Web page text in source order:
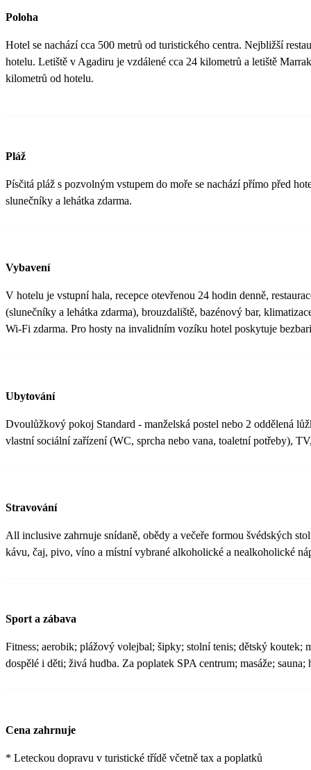
Poloha
Hotel se nachází cca 500 metrů od turistického centra. Nejbližší
hotelu. Letiště v Agadiru je vzdálené cca 24 kilometrů a letiště
kilometrů od hotelu.
Pláž
Písčitá pláž s pozvolným vstupem do moře se nachází přímo před
slunečníky a lehátka zdarma.
Vybavení
V hotelu je vstupní hala, recepce otevřenou 24 hodin denně,
(slunečníky a lehátka zdarma), brouzdaliště, bazénový bar,
Wi-Fi zdarma. Pro hosty na invalidním vozíku hotel poskytuje
Ubytování
Dvoulůžkový pokoj Standard - manželská postel nebo 2 oddělená
vlastní sociální zařízení (WC, sprcha nebo vana, toaletní potřeby),
Stravování
All inclusive zahrnuje snídaně, obědy a večeře formou švédských
kávu, čaj, pivo, víno a místní vybrané alkoholické a nealkoholické
Sport a zábava
Fitness; aerobik; plážový volejbal; šipky; stolní tenis; dětský koutek;
dospělé i děti; živá hudba. Za poplatek SPA centrum; masáže; sauna;
Cena zahrnuje
* Leteckou dopravu v turistické třídě včetně tax a poplatků